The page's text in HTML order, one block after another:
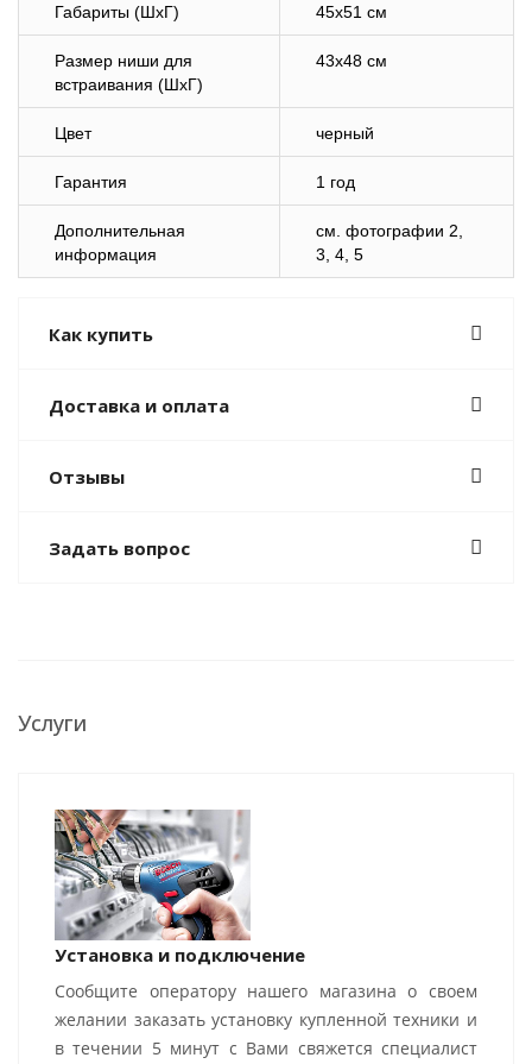
Габариты (ШхГ) 45х51 см
Размер ниши для
встраивания (ШхГ)
43х48 см
Цвет черный
Гарантия 1 год
Дополнительная
информация
см. фотографии 2,
3, 4, 5
Как купить
Доставка и оплата
Отзывы
Задать вопрос
Услуги
Установка и подключение
Сообщите оператору нашего магазина о своем
желании заказать установку купленной техники и
в течении 5 минут с Вами свяжется специалист